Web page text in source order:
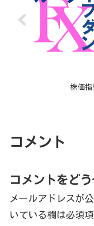
株価
コメント
コメントをどう
メールアドレスが
いている欄は必須